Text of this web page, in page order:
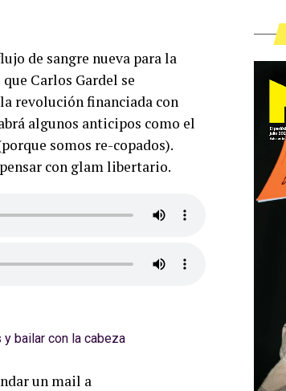
de sangre nueva para la
Carlos Gardel se
revolución financiada con
algunos anticipos como el
somos re-copados).
con glam libertario.
un mail a